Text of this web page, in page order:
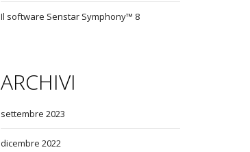
Il software Senstar Symphony™ 8
ARCHIVI
settembre 2023
dicembre 2022